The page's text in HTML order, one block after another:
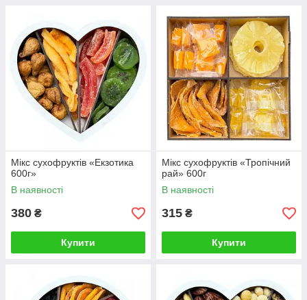
Мікс сухофруктів «Екзотика
600г»
В наявності
380 ₴
Купити
Мікс сухофруктів «Тропічний
рай» 600г
В наявності
315 ₴
Купити